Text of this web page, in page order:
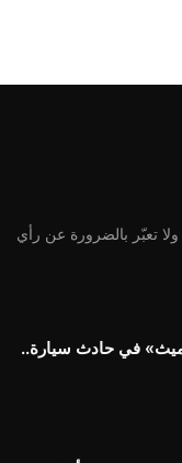
ولا تعبّر بالضرورة عن رأي
في حادث سيارة..